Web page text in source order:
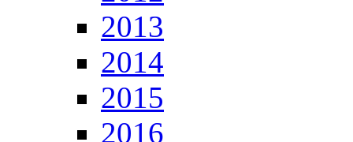
2013
2014
2015
2016